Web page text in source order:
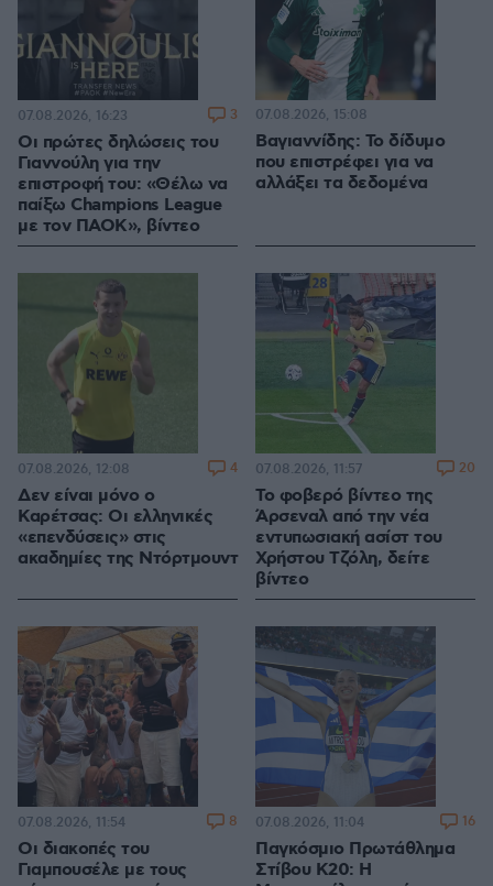
Οι πρώτες δηλώσεις του
Γιαννούλη για την
επιστροφή του: «Θέλω να
παίξω Champions League
με τον ΠΑΟΚ», βίντεο
07.08.2026, 16:23 3
Βαγιαννίδης: Το δίδυμο
που επιστρέφει για να
αλλάξει τα δεδομένα
07.08.2026, 15:08
Δεν είναι μόνο ο
Καρέτσας: Οι ελληνικές
«επενδύσεις» στις
ακαδημίες της Ντόρτμουντ
07.08.2026, 12:08 4
Το φοβερό βίντεο της
Άρσεναλ από την νέα
εντυπωσιακή ασίστ του
Χρήστου Τζόλη, δείτε
βίντεο
07.08.2026, 11:57 20
Οι διακοπές του
Γιαμπουσέλε με τους
07.08.2026, 11:54 8
Παγκόσμιο Πρωτάθλημα
Στίβου Κ20: Η
07.08.2026, 11:04 16